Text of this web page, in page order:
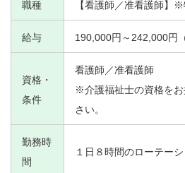
職種 【看護師／准看護師】
給与 190,000円～242,000円
資格・
条件
看護師／准看護師
※介護福祉士の資格を
さい。
勤務時
間
１日８時間のローテー